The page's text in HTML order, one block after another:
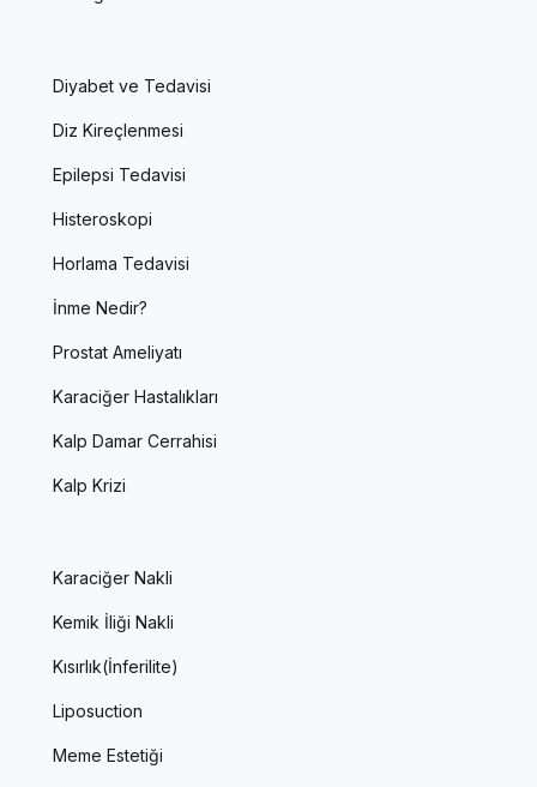
Diyabet ve Tedavisi
Diz Kireçlenmesi
Epilepsi Tedavisi
Histeroskopi
Horlama Tedavisi
İnme Nedir?
Prostat Ameliyatı
Karaciğer Hastalıkları
Kalp Damar Cerrahisi
Kalp Krizi
Karaciğer Nakli
Kemik İliği Nakli
Kısırlık(İnferilite)
Liposuction
Meme Estetiği